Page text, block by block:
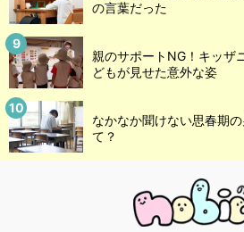
の言葉だった
親のサポートNG！キッザ
どもが見せた意外な姿
なかなか聞けない思春期
て？